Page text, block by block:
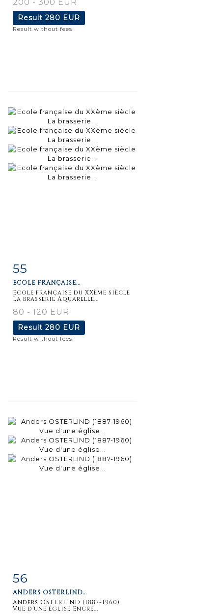
200 - 300 EUR
Result 280 EUR
Result without fees
Item detail
55
ECOLE FRANÇAISE...
Ecole française du XXème siècle
La brasserie Aquarelle...
80 - 120 EUR
Result 280 EUR
Result without fees
Item detail
56
ANDERS OSTERLIND...
Anders OSTERLIND (1887-1960)
Vue d'une église Encre...